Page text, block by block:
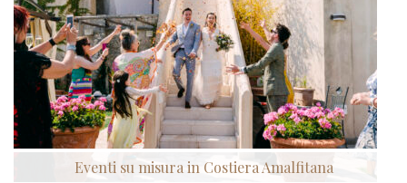
Eventi su misura in Costiera Amalfitana